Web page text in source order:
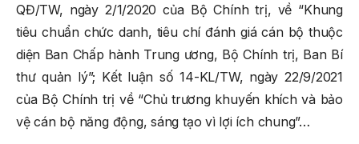
QĐ/TW, ngày 2/1/2020 của Bộ Chính trị, về “Khung
tiêu chuẩn chức danh, tiêu chí đánh giá cán bộ thuộc
diện Ban Chấp hành Trung ương, Bộ Chính trị, Ban Bí
thư quản lý”; Kết luận số 14-KL/TW, ngày 22/9/2021
của Bộ Chính trị về “Chủ trương khuyến khích và bảo
vệ cán bộ năng động, sáng tạo vì lợi ích chung”…